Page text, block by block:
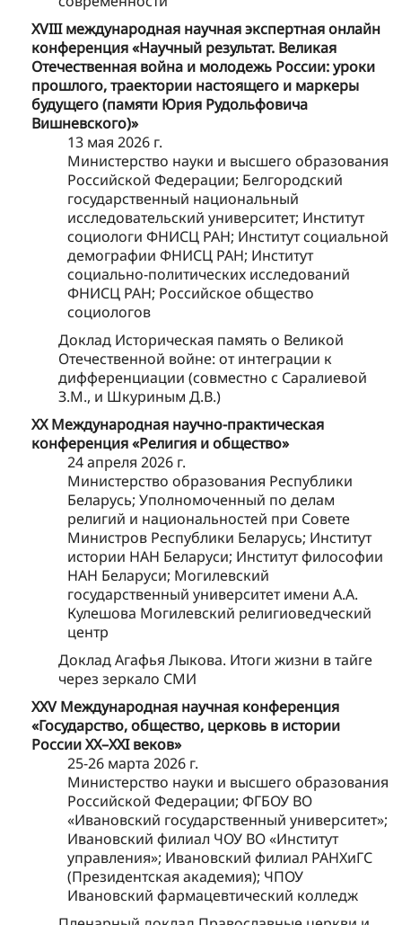
ХVIII международная научная экспертная онлайн
конференция «Научный результат. Великая
Отечественная война и молодежь России: уроки
прошлого, траектории настоящего и маркеры
будущего (памяти Юрия Рудольфовича
Вишневского)»
13 мая 2026 г.
Министерство науки и высшего образования
Российской Федерации; Белгородский
государственный национальный
исследовательский университет; Институт
социологи ФНИСЦ РАН; Институт социальной
демографии ФНИСЦ РАН; Институт
социально-политических исследований
ФНИСЦ РАН; Российское общество
социологов
Доклад Историческая память о Великой
Отечественной войне: от интеграции к
дифференциации (совместно с Саралиевой
З.М., и Шкуриным Д.В.)
XX Международная научно-практическая
конференция «Религия и общество»
24 апреля 2026 г.
Министерство образования Республики
Беларусь; Уполномоченный по делам
религий и национальностей при Совете
Министров Республики Беларусь; Институт
истории НАН Беларуси; Институт философии
НАН Беларуси; Могилевский
государственный университет имени А.А.
Кулешова Могилевский религиоведческий
центр
Доклад Агафья Лыкова. Итоги жизни в тайге
через зеркало СМИ
XXV Международная научная конференция
«Государство, общество, церковь в истории
России ХХ–XXI веков»
25-26 марта 2026 г.
Министерство науки и высшего образования
Российской Федерации; ФГБОУ ВО
«Ивановский государственный университет»;
Ивановский филиал ЧОУ ВО «Институт
управления»; Ивановский филиал РАНХиГС
(Президентская академия); ЧПОУ
Ивановский фармацевтический колледж